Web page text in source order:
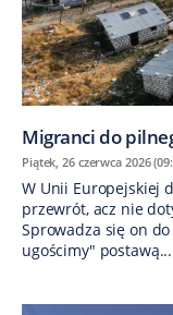
Migranci do
Piątek, 26 czerwca 2026
W Unii Europejskiej
przewrót, acz nie
Sprowadza się on
ugościmy" postawą...